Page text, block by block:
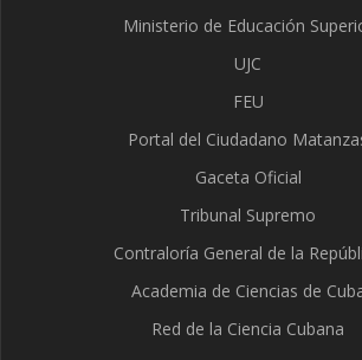
Ministerio de Educación
UJC
FEU
Portal del Ciudadano
Gaceta Oficial
Tribunal Supremo
Contraloría General de la
Academia de Ciencias de
Red de la Ciencia Cubana